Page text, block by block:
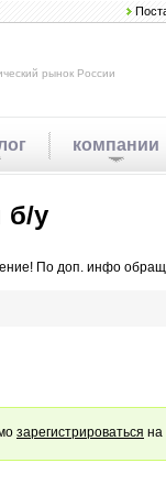
рынок России
компании
б/у
По доп. инфо
зарегистрироваться на